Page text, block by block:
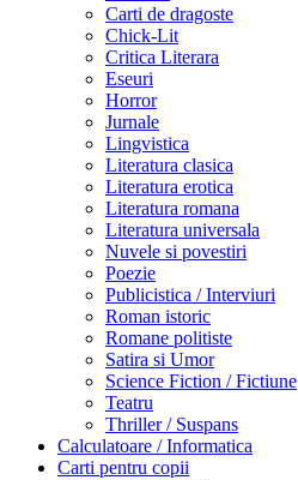
Carti de dragoste
Chick-Lit
Critica Literara
Eseuri
Horror
Jurnale
Lingvistica
Literatura clasica
Literatura erotica
Literatura romana
Literatura universala
Nuvele si povestiri
Poezie
Publicistica / Interviuri
Roman istoric
Romane politiste
Satira si Umor
Science Fiction / Fictiune
Teatru
Thriller / Suspans
Calculatoare / Informatica
Carti pentru copii